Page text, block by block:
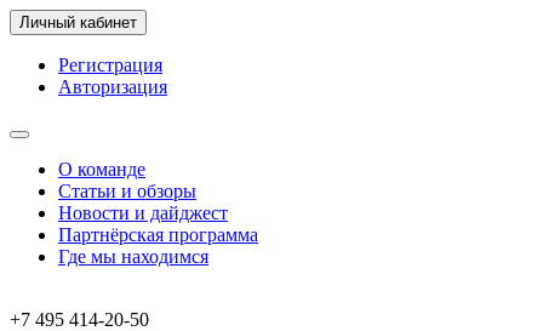
Личный кабинет
Регистрация
Авторизация
О команде
Статьи и обзоры
Новости и дайджест
Партнёрская программа
Где мы находимся
+7 495 414-20-50